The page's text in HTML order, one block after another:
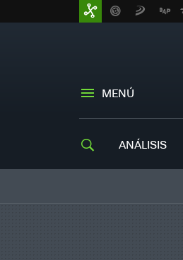
MENÚ
ANÁLISIS